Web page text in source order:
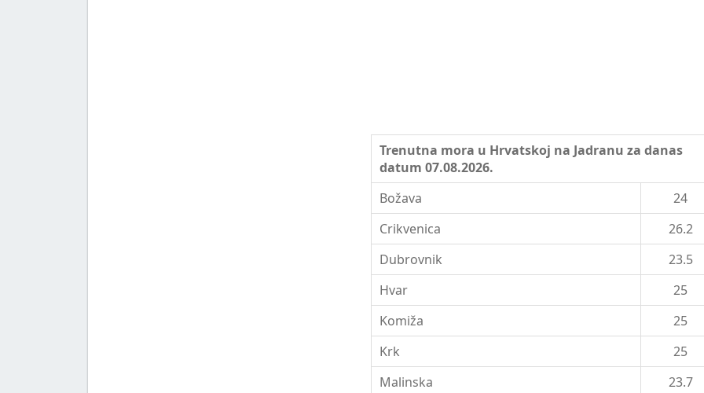
Trenutna mora u Hrvatskoj na Jadranu za danas
datum 07.08.2026.
Božava
24
Crikvenica
26.2
Dubrovnik
23.5
Hvar
25
Komiža
25
Krk
25
Malinska
23.7